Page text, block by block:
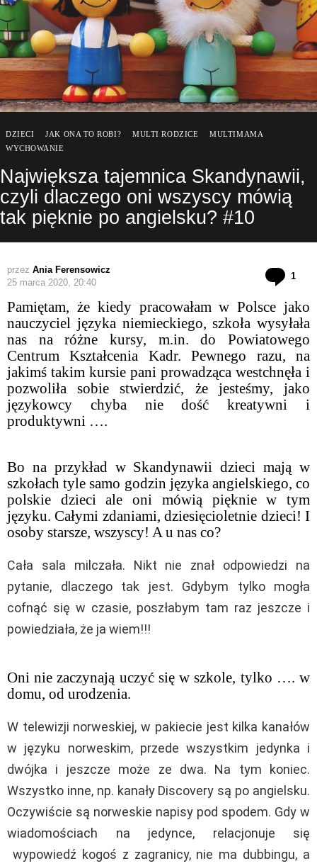
DZIECI JAK ONA TO ROBI? MULTI RODZICE
MULTIMAMA
WYCHOWANIE
Największa tajemnica Skandynawii,
czyli dlaczego oni wszyscy mówią
tak pięknie po angielsku? #10
przez Ania Ferensowicz
25 marca 2020, 20:40
1
Pamiętam, że kiedy pracowałam w Polsce jako
nauczyciel języka niemieckiego, szkoła wysyłała
nas na różne kursy, m.in. do Powiatowego
Centrum Kształcenia Kadr. Pewnego razu, na
jakimś takim kursie pani prowadząca westchnęła i
pozwoliła sobie stwierdzić, że jesteśmy, jako
językowcy chyba nie dość kreatywni i
produktywni ….
Bo na przykład w Skandynawii dzieci mają w
szkołach tyle samo godzin języka angielskiego, co
polskie dzieci ale oni mówią pięknie w tym
języku. Całymi zdaniami, dziesięcioletnie dzieci! I
osoby starsze, wszyscy! A u nas co?
Cała sala milczała. Nikt nie znał odpowiedzi na
pytanie, dlaczego tak jest. Gdybym tylko mogła
cofnąć się w czasie, poszłabym tam raz jeszcze i
powiedziała, że ja wiem!!!
Oni nie zaczynają uczyć się w szkole, tylko …. w
domu, od urodzenia.
W telewizji norweskiej, w pakiecie jest kilka kanałów
w języku norweskim, przede wszystkim jedynka i
dwójka i jeszcze może ze dwa. Na tym koniec.
Wszystko inne, np. kanały Discovery są po angielsku.
Oczywiście są norweskie napisy pod spodem. Gdy w
wiadomościach na jedynce, relacjonuje się
wypowiedź kogoś z zagranicy, nie ma dubbingu, a